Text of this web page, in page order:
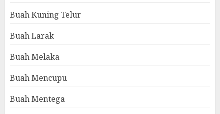
Buah Kuning Telur
Buah Larak
Buah Melaka
Buah Mencupu
Buah Mentega